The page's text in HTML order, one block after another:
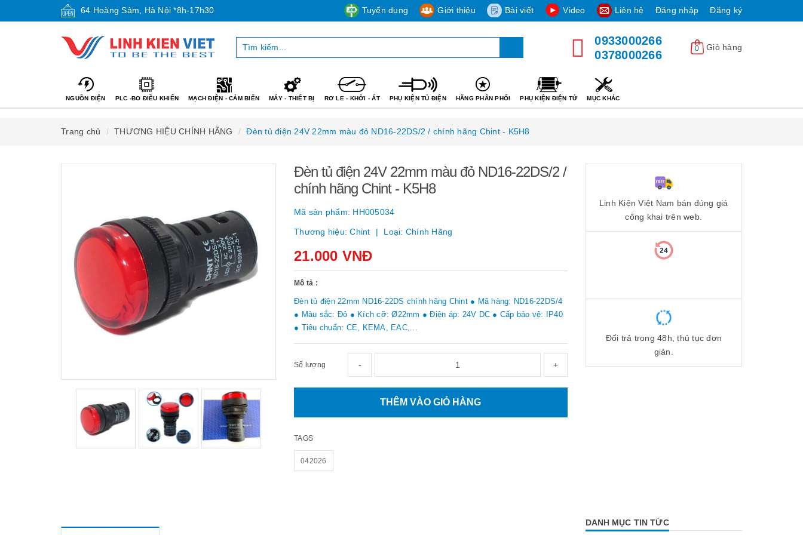
64 Hoàng Sâm, Hà Nội *8h-17h30 Tuyển dụng Giới thiệu Bài viết Video Liên hệ Đăng nhập Đăng ký
0933000266
0378000266
0 Giỏ hàng
NGUỒN ĐIỆN PLC -BO ĐIỀU KHIỂN MẠCH ĐIỆN - CẢM BIẾN MÁY - THIẾT BỊ RƠ LE - KHỞI - ÁT PHỤ KIỆN TỦ ĐIỆN HÃNG PHÂN PHỐI PHỤ KIỆN ĐIỆN TỬ MỤC KHÁC
Trang chủ THƯƠNG HIỆU CHÍNH HÃNG Đèn tủ điện 24V 22mm màu đỏ ND16-22DS/2 / chính hãng Chint - K5H8
Đèn tủ điện 24V 22mm màu đỏ ND16-22DS/2 /
chính hãng Chint - K5H8
Mã sản phẩm: HH005034
Thương hiệu:Chint Loại: Chính Hãng
21.000 VNĐ
Mô tả :
Đèn tủ điện 22mm ND16-22DS chính hãng Chint ● Mã hàng: ND16-22DS/4
● Màu sắc: Đỏ ● Kích cỡ: Ø22mm ● Điện áp: 24V DC ● Cấp bảo vệ: IP40
● Tiêu chuẩn: CE, KEMA, EAC,...
Số lượng - +
THÊM VÀO GIỎ HÀNG
TAGS
042026
Linh Kiện Việt Nam bán đúng giá
công khai trên web.
Đổi trả trong 48h, thủ tục đơn
giản.
DANH MỤC TIN TỨC